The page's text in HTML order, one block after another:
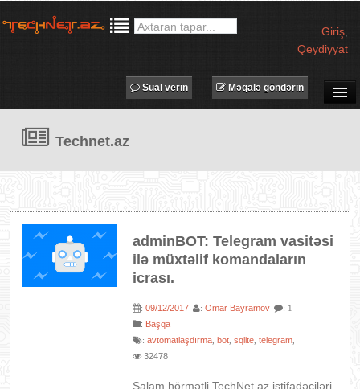
Giriş
Qeydiyyat
MƏQALƏLƏR
PROQRAMLAR
Məqalə göndərin
Sual verin
Technet.az
adminBOT: Telegram vasitəsi
ilə müxtəlif komandaların
icrası.
:09/12/2017 :Omar Bayramov : 1
: Başqa
:avtomatlaşdırma bot ,sqlite ,telegram
32478
Salam hörmətli TechNet.az istifadəçiləri.